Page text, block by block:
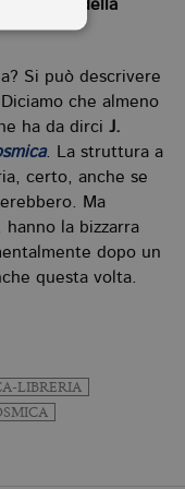
a quello della
Si può descrivere
che almeno
ha da dirci J.
. La struttura a
certo, anche se
Ma
la bizzarra
dopo un
questa volta.
LIBRERIA
Il
i
ai